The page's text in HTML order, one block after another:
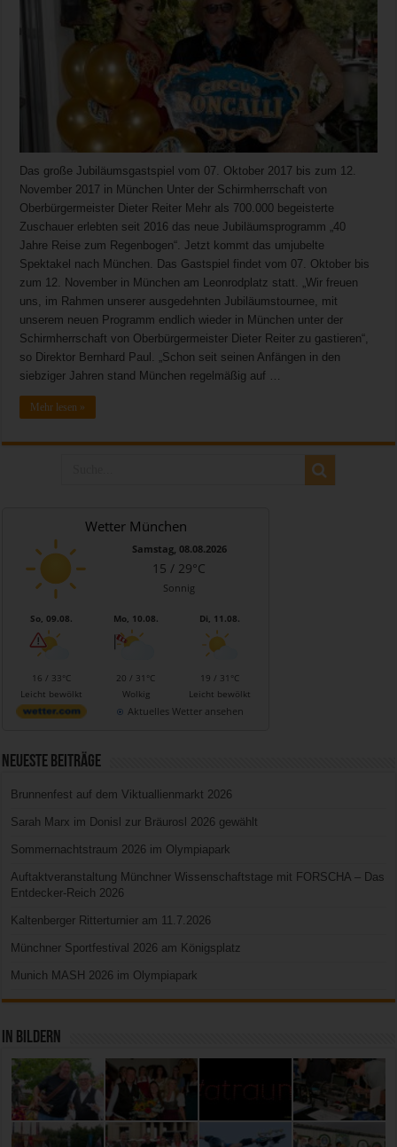
Das große Jubiläumsgastspiel vom 07. Oktober 2017 bis zum 12.
November 2017 in München Unter der Schirmherrschaft von
Oberbürgermeister Dieter Reiter Mehr als 700.000 begeisterte
Zuschauer erlebten seit 2016 das neue Jubiläumsprogramm „40
Jahre Reise zum Regenbogen“. Jetzt kommt das umjubelte
Spektakel nach München. Das Gastspiel findet vom 07. Oktober bis
zum 12. November in München am Leonrodplatz statt. „Wir freuen
uns, im Rahmen unserer ausgedehnten Jubiläumstournee, mit
unserem neuen Programm endlich wieder in München unter der
Schirmherrschaft von Oberbürgermeister Dieter Reiter zu gastieren“,
so Direktor Bernhard Paul. „Schon seit seinen Anfängen in den
siebziger Jahren stand München regelmäßig auf …
Mehr lesen »
Wetter München
Samstag, 08.08.2026
15 / 29°C
Sonnig
So, 09.08.
16 / 33°C
Leicht bewölkt
Mo, 10.08.
20 / 31°C
Wolkig
Di, 11.08.
19 / 31°C
Leicht bewölkt
Aktuelles Wetter ansehen
Neueste Beiträge
Brunnenfest auf dem Viktuallienmarkt 2026
Sarah Marx im Donisl zur Bräurosl 2026 gewählt
Sommernachtstraum 2026 im Olympiapark
Auftaktveranstaltung Münchner Wissenschaftstage mit FORSCHA – Das
Entdecker-Reich 2026
Kaltenberger Ritterturnier am 11.7.2026
Münchner Sportfestival 2026 am Königsplatz
Munich MASH 2026 im Olympiapark
In Bildern